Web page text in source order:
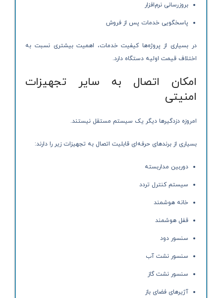
بروزرسانی نرم‌افزار
پاسخگویی خدمات پس از فروش
در بسیاری از پروژه‌ها کیفیت خدمات، اهمیت بیشتری نسبت به
اختلاف قیمت اولیه دستگاه دارد.
امکان اتصال به سایر تجهیزات
امنیتی
امروزه دزدگیرها دیگر یک سیستم مستقل نیستند.
بسیاری از برندهای حرفه‌ای قابلیت اتصال به تجهیزات زیر را دارند:
دوربین مداربسته
سیستم کنترل تردد
خانه هوشمند
قفل هوشمند
سنسور دود
سنسور نشت آب
سنسور نشت گاز
آژیرهای فضای باز